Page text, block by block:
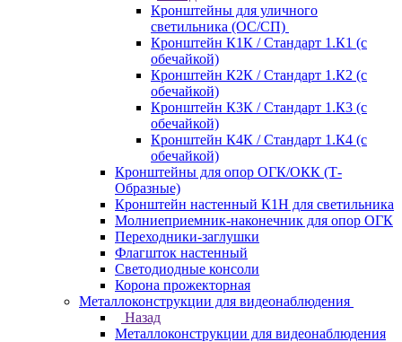
Кронштейны для уличного
светильника (ОС/СП)
Кронштейн К1К / Стандарт 1.К1 (с
обечайкой)
Кронштейн К2К / Стандарт 1.К2 (с
обечайкой)
Кронштейн К3К / Стандарт 1.К3 (с
обечайкой)
Кронштейн К4К / Стандарт 1.К4 (с
обечайкой)
Кронштейны для опор ОГК/ОКК (Т-
Образные)
Кронштейн настенный К1Н для светильника
Молниеприемник-наконечник для опор ОГК
Переходники-заглушки
Флагшток настенный
Светодиодные консоли
Корона прожекторная
Металлоконструкции для видеонаблюдения
Назад
Металлоконструкции для видеонаблюдения